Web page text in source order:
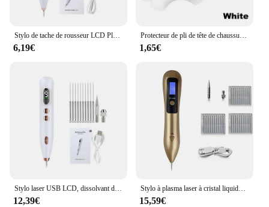
Stylo de tache de rousseur LCD Plasma, nettoyeur de points noirs, pointeur laser, machine d'élimination des grains de beauté, des taches sombres, des verrues du visage, des étiquettes de peau, dissolvant de tatouage USB
6,19€
Protecteur de pli de tête de chaussure, civière de chaussure, rencontre anti-pli déformable, possède un support Parker Cap, protecteur de pli de sport, livraison directe, 4 pièces
1,65€
Stylo laser USB LCD, dissolvant d'étiquette de peau, tache noire, soins de la peau, taupe, tatouage, tache de rousseur, verrue, tache sombre
12,39€
Stylo à plasma laser à cristal liquide, outil de suppression de tatouage remodelé, dissolvant de points noirs d'éclairage LED, dissolvant de verrues de marquage de la peau
15,59€